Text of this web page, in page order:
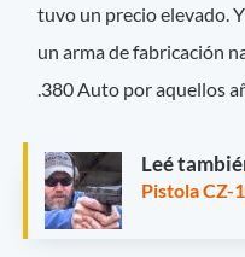
tuvo un precio elevado.
un arma de fabricación
.380 Auto por aquellos
Leé
Pistola CZ-